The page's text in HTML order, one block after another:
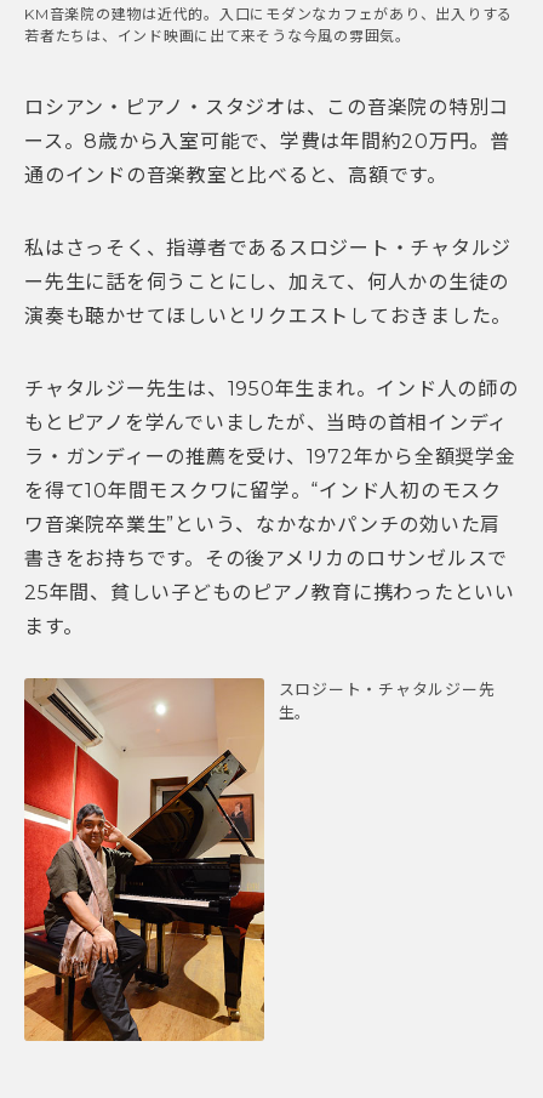
KM音楽院の建物は近代的。入口にモダンなカフェがあり、出入りする
若者たちは、インド映画に出て来そうな今風の雰囲気。
ロシアン・ピアノ・スタジオは、この音楽院の特別コ
ース。8歳から入室可能で、学費は年間約20万円。普
通のインドの音楽教室と比べると、高額です。
私はさっそく、指導者であるスロジート・チャタルジ
ー先生に話を伺うことにし、加えて、何人かの生徒の
演奏も聴かせてほしいとリクエストしておきました。
チャタルジー先生は、1950年生まれ。インド人の師の
もとピアノを学んでいましたが、当時の首相インディ
ラ・ガンディーの推薦を受け、1972年から全額奨学金
を得て10年間モスクワに留学。“インド人初のモスク
ワ音楽院卒業生”という、なかなかパンチの効いた肩
書きをお持ちです。その後アメリカのロサンゼルスで
25年間、貧しい子どものピアノ教育に携わったといい
ます。
スロジート・チャタルジー先
生。